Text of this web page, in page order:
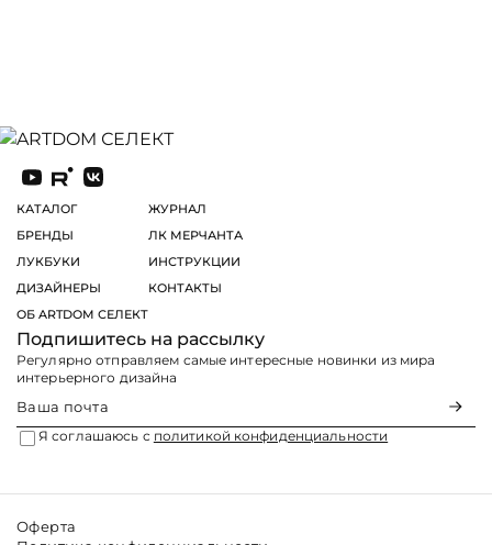
КАТАЛОГ
БРЕНДЫ
ЛУКБУКИ
ДИЗАЙНЕРЫ
ОБ ARTDOM СЕЛЕКТ
ЖУРНАЛ
ЛК МЕРЧАНТА
ИНСТРУКЦИИ
КОНТАКТЫ
Подпишитесь на рассылку
Регулярно отправляем самые интересные новинки из мира
интерьерного дизайна
Я соглашаюсь с политикой конфиденциальности
Оферта